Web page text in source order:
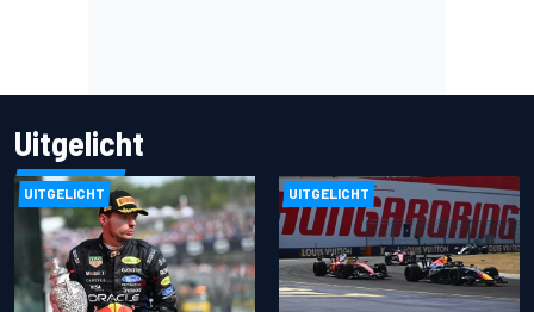
Uitgelicht
UITGELICHT UITGELICHT